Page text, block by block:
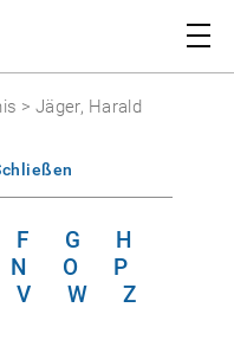
> Jäger, Harald
F G
H
N O
P
V W Z